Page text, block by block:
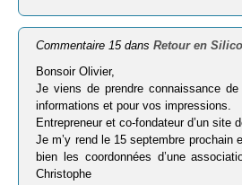
Commentaire 15 dansRetour en
Bonsoir Olivier,
Je viens de prendre connaissance
informations et pour vos impressions.
Entrepreneur et co-fondateur d’un
Je m’y rend le 15 septembre
bien les coordonnées d’une
Christophe